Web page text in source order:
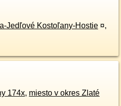
Jedľové Kostoľany-Hostie ¤,
174x, miesto v okres Zlaté